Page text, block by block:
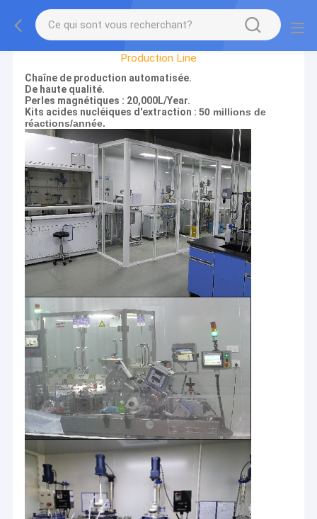
Factory Tour
Production Line
Chaîne de production automatisée.
De haute qualité.
Perles magnétiques : 20,000L/Year.
Kits acides nucléiques d'extraction : 50 millions de
réactions/année.